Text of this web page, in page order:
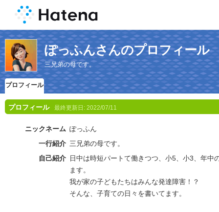
ぽっふんさんのプロフィール
三兄弟の母です。
プロフィール
プロフィール 最終更新日: 2022/07/11
ニックネーム ぽっふん
一行紹介 三兄弟の母です。
自己紹介 日中は時短パートて働きつつ、小5、小3、年中
ます。
我が家の子どもたちはみんな発達障害！？
そんな、子育ての日々を書いてます。